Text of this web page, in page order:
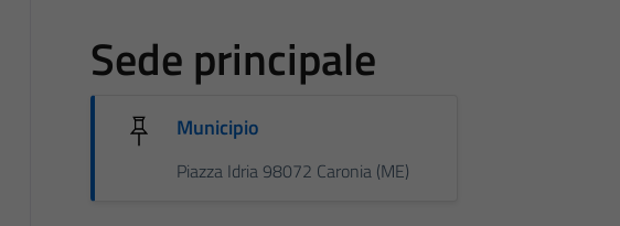
Sede principale
Municipio
Piazza Idria 98072 Caronia (ME)